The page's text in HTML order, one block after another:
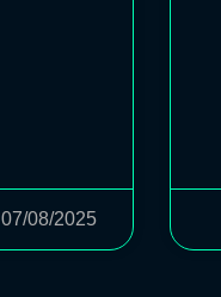
07/08/2025